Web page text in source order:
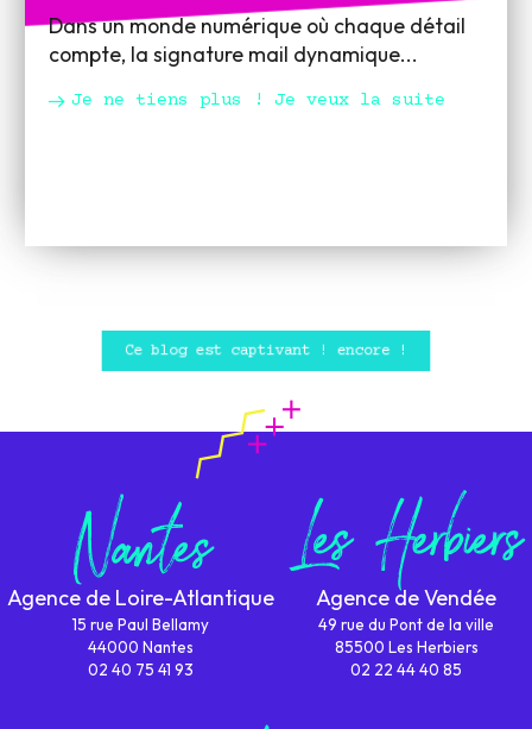
Dans un monde numérique où chaque détail
compte, la signature mail dynamique...
Je ne tiens plus ! Je veux la suite
Ce blog est captivant ! encore !
Agence de Loire-Atlantique
15 rue Paul Bellamy
44000 Nantes
02 40 75 41 93
Agence de Vendée
49 rue du Pont de la ville
85500 Les Herbiers
02 22 44 40 85